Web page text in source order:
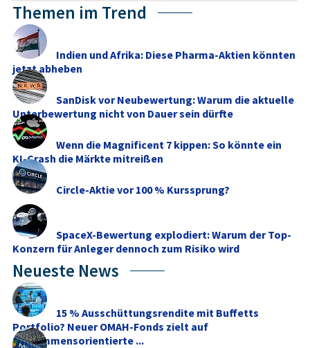
Themen im Trend
Indien und Afrika: Diese Pharma-Aktien könnten
jetzt abheben
SanDisk vor Neubewertung: Warum die aktuelle
Unterbewertung nicht von Dauer sein dürfte
Wenn die Magnificent 7 kippen: So könnte ein
KI-Crash die Märkte mitreißen
Circle-Aktie vor 100 % Kurssprung?
SpaceX-Bewertung explodiert: Warum der Top-
Konzern für Anleger dennoch zum Risiko wird
Neueste News
15 % Ausschüttungsrendite mit Buffetts
Portfolio? Neuer OMAH-Fonds zielt auf
einkommensorientierte ...